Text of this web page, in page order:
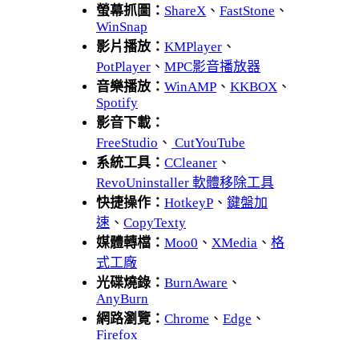
螢幕抓圖： ShareX 、 FastStone 、
WinSnap
影片播放： KMPlayer 、
PotPlayer 、 MPC影音播放器
音樂播放： WinAMP 、 KKBOX 、
Spotify
影音下載：
FreeStudio 、 CutYouTube
系統工具： CCleaner 、
RevoUninstaller 軟體移除工具
快捷操作： HotkeyP 、 鍵盤加
速 、 CopyTexty
媒體轉檔： Moo0 、 XMedia 、 格
式工廠
光碟燒錄： BurnAware 、
AnyBurn
網路瀏覽： Chrome 、 Edge 、
Firefox